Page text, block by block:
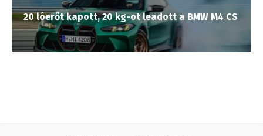
20 lóerőt kapott, 20 kg-ot leadott a BMW M4 CS